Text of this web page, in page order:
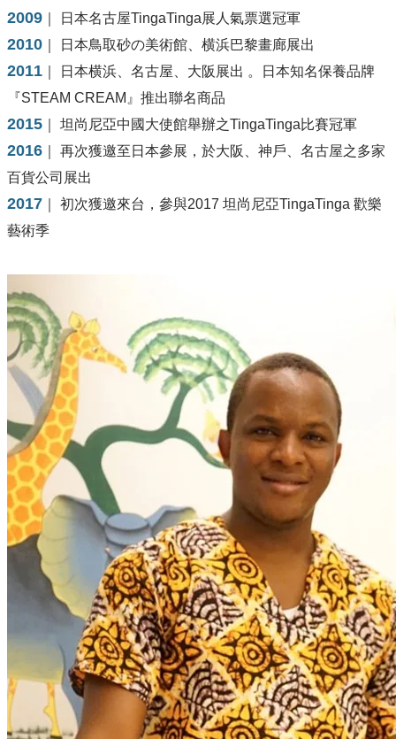
2009 ｜ 日本名古屋TingaTinga展人氣票選冠軍
2010 ｜ 日本鳥取砂の美術館、横浜巴黎畫廊展出
2011 ｜ 日本横浜、名古屋、大阪展出 。日本知名保養品牌
『STEAM CREAM』推出聯名商品
2015 ｜ 坦尚尼亞中國大使館舉辦之TingaTinga比賽冠軍
2016 ｜ 再次獲邀至日本參展，於大阪、神戶、名古屋之多家
百貨公司展出
2017 ｜ 初次獲邀來台，參與2017 坦尚尼亞TingaTinga 歡樂
藝術季